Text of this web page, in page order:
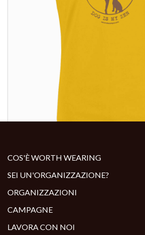
COS'È WORTH WEARING
SEI UN'ORGANIZZAZIONE?
ORGANIZZAZIONI
CAMPAGNE
LAVORA CON NOI